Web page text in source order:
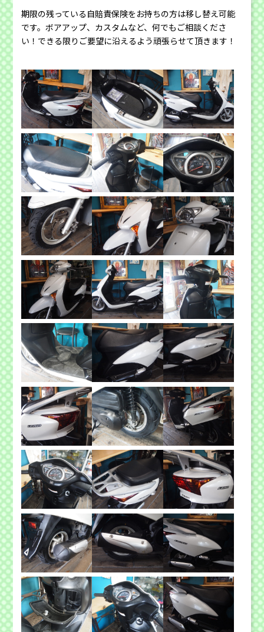
期限の残っている自賠責保険をお持ちの方は移し替え可能
です。ボアアップ、カスタムなど、何でもご相談くださ
い！できる限りご要望に沿えるよう頑張らせて頂きます！